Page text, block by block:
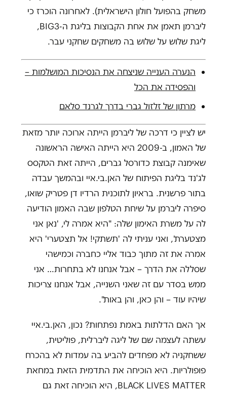
משחק בהפועל חולון הישראלית). לאחרונה הוכרז כי
ליברמן תאמן את אחת הקבוצות בליגת ה-BIG3,
ליגת שלוש על שלוש בה משחקים שחקני עבר.
הנערה הענייה שניצחה את הנסיכות המושלמות –
והפסידה את הכל
מרתון של זלזול גברי בדרך לגרנד סלאם
יש לציין כי דרכה של ליברמן הייתה ארוכה יותר מזאת
של האמון, ב-2009 היא הייתה האישה הראשונה
שאימנה קבוצת כדורסל גברים, הייתה זאת הטקסס
לג'נד בליגת הפיתוח של האן.בי.איי ובהמשך עבדה
בתור פרשנית. בראיון לתוכנית הרדיו דן פטריק שואו,
סיפרה ליברמן על שיחת הטלפון שבה האמון הודיעה
לה על משרת האימון שלה: "היא אמרה לי, 'נאן אני
מצטערת', ואני עניתי לה 'תשתקי! אל תצטערי' היא
אמרה את זה מתוך כבוד אליי כחברה וכמישהי
שסללה את הדרך – אבל אנחנו לא בתחרות… אני
ממש בסדר עם זה שאני השנייה, אבל אנחנו צריכות
שיהיו עוד – והן כאן, והן באות".
אך האם הדלתות באמת נפתחות? נכון, האן.בי.איי
עשתה לעצמה שם של ליגה ליברלית, פוליטית,
ששחקניה לא מפחדים להביע בה עמדות לא בהכרח
פופולריות. היא הוכיחה את התדמית הזאת במחאת
BLACK LIVES MATTER, היא הוכיחה זאת גם